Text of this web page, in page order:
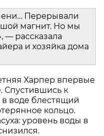
Перерывали
магнит. Но мы
— рассказала
и хозяйка дома
Харпер впервые
Спустившись к
в воде блестящий
кольцо.
уровень воды в